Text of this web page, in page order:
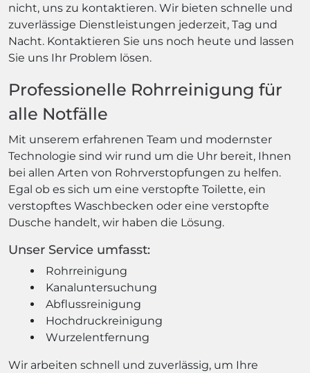
nicht, uns zu kontaktieren. Wir bieten schnelle und
zuverlässige Dienstleistungen jederzeit, Tag und
Nacht. Kontaktieren Sie uns noch heute und lassen
Sie uns Ihr Problem lösen.
Professionelle Rohrreinigung für
alle Notfälle
Mit unserem erfahrenen Team und modernster
Technologie sind wir rund um die Uhr bereit, Ihnen
bei allen Arten von Rohrverstopfungen zu helfen.
Egal ob es sich um eine verstopfte Toilette, ein
verstopftes Waschbecken oder eine verstopfte
Dusche handelt, wir haben die Lösung.
Unser Service umfasst:
Rohrreinigung
Kanaluntersuchung
Abflussreinigung
Hochdruckreinigung
Wurzelentfernung
Wir arbeiten schnell und zuverlässig, um Ihre